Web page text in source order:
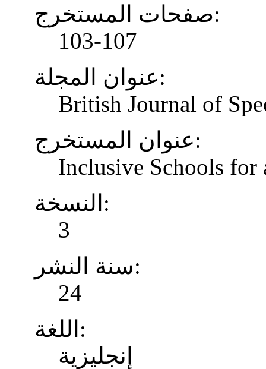
صفحات المستخرج:
103-107
عنوان المجلة:
British Journal of
عنوان المستخرج:
Inclusive Schools for
النسخة:
3
سنة النشر:
24
اللغة:
إنجليزية